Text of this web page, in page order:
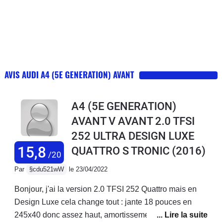
AVIS AUDI A4 (5E GENERATION) AVANT
15,8 /20
A4 (5E GENERATION)
AVANT V AVANT 2.0 TFSI
252 ULTRA DESIGN LUXE
QUATTRO S TRONIC (2016)
Par §cdu521wW le 23/04/2022
Bonjour, j'ai la version 2.0 TFSI 252 Quattro mais en
Design Luxe cela change tout : jante 18 pouces en
245x40 donc assez haut, amortissement confort, siege